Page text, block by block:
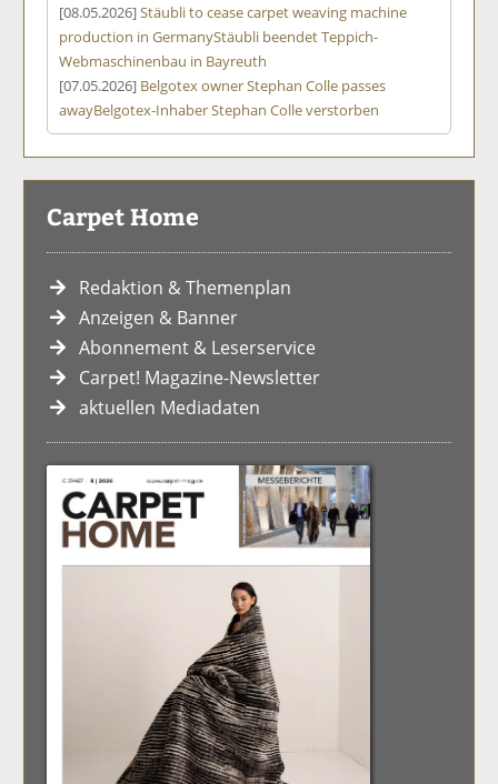
[08.05.2026]Stäubli to cease carpet weaving machine
production in GermanyStäubli beendet Teppich-
Webmaschinenbau in Bayreuth
[07.05.2026] Belgotex owner Stephan Colle passes
awayBelgotex-Inhaber Stephan Colle verstorben
Carpet Home
Redaktion & Themenplan
Anzeigen & Banner
Abonnement & Leserservice
Carpet! Magazine-Newsletter
aktuellen Mediadaten